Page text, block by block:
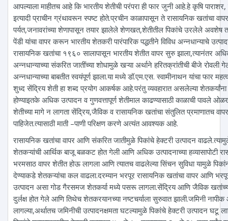
आपल्याला माहीतच आहे कि भारतीय शेतीची परंपरा ही फार जुनी आहे.हे कृषि पाराशर,
इत्यादी प्राचीन ग्रंथावरून स्पष्ट होते.प्रचीन काळापासून ते रासायनिक खतांचा
पर्यत,जनावरांच्या शेणापासून तयार झालेले शेणखत,शेतीतील पिकांचे उरलेले अवशेष
पेंडी यांचा वापर करून भारतीय शेतकरी पारंपारिक पद्धतीने विविध अन्नधान्याचे
रासायनिक खतांचा १९६० सालापासून भारतीय शेतीत वापर सुरु झाला,त्यानंतर
अन्नधान्याच्या संकरित जातींच्या शोधामुळे खऱ्या अर्थाने हरितक्रांतीची बीजे रोवली
अन्नधान्याच्या बाबतीत स्वयंपूर्ण झाला.या मध्ये डॉ.एम.एस. स्वामीनाथन यांचा फार
शुध्द सेंद्रिय शेती हा शब्द प्रयोग आकर्षक आहे.परंतु व्यवहारात असलेल्या
होण्याइतके अधिक उत्पादन व गुणवत्तापूर्ण शेतीमाल काढण्यासाठी काळाची पावले
शेतीच्या मागे न लागता सेंद्रिय,जैविक व रासायनिक खतांचा संतुलित प्रमाणातच
पाहिजेत.त्यासाठी माती –पाणी परिक्षण करणे अत्यंत आवश्यक आहे.
रासायनिक खतांचा वापर आणि संकरित जातीमुळे पिकांचे हेक्टरी उत्पादन
शेतकऱ्यांची आर्थिक बाजू बळकट होत गेली आणि अधिक उत्पादनाच्या हव्यासापोटी
भरमसाठ वापर शेतीत होऊ लागला आणि त्यातच वाढलेल्या सिंचन सुविधा यामुळे
देण्याकडे शेतकऱ्यांचा कल वाढला.दरम्यान भरपूर रासायनिक खतांचा वापर आणि
उत्पादन असा गोड गैरसमज शेतकर्या मध्ये पसरू लागला.सेंद्रिय आणि जैविक
दुर्लक्ष होत गेले आणि तिथेच शेतकरयानच्या नष्टचर्याला सुरुवात झाली.जमिनी नापीक
लागल्या,अर्थातच जमिनीची उत्पादनक्षमता घटल्यामुळे पिकांचे हेक्टरी उत्पादन